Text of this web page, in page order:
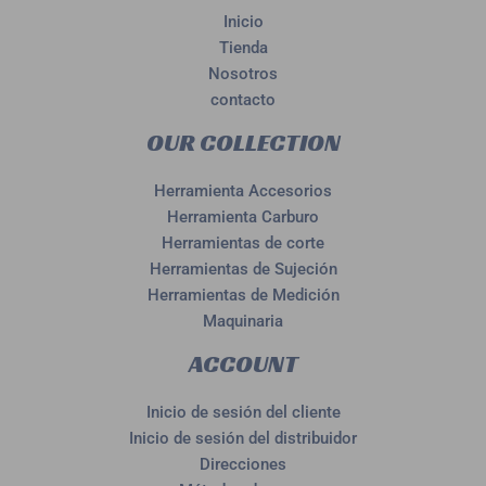
Inicio
Tienda
Nosotros
contacto
OUR COLLECTION
Herramienta Accesorios
Herramienta Carburo
Herramientas de corte
Herramientas de Sujeción
Herramientas de Medición
Maquinaria
ACCOUNT
Inicio de sesión del cliente
Inicio de sesión del distribuidor
Direcciones